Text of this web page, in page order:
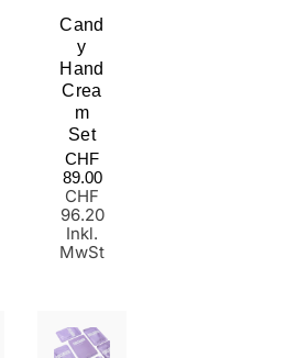
Kursdaten
Online Anmeldung
Cand
Y
Hand
Crea
M
Set
Normaler
Preis
CHF
89.00
CHF
96.20
Inkl.
MwSt